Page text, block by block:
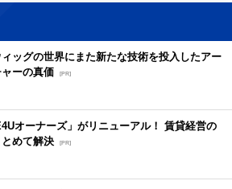
ィッグの世界にまた新たな技術を投入したアー
ャーの真価 [PR]
オーナーズ」がリニューアル！ 賃貸経営の
めて解決 [PR]